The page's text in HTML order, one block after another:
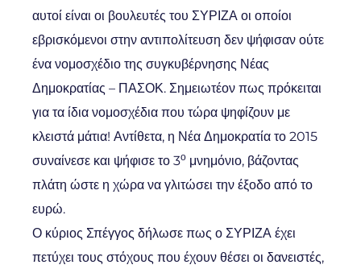
αυτοί είναι οι βουλευτές του ΣΥΡΙΖΑ οι οποίοι
εβρισκόμενοι στην αντιπολίτευση δεν ψήφισαν ούτε
ένα νομοσχέδιο της συγκυβέρνησης Νέας
Δημοκρατίας – ΠΑΣΟΚ. Σημειωτέον πως πρόκειται
για τα ίδια νομοσχέδια που τώρα ψηφίζουν με
κλειστά μάτια! Αντίθετα, η Νέα Δημοκρατία το 2015
συναίνεσε και ψήφισε το 3ο μνημόνιο, βάζοντας
πλάτη ώστε η χώρα να γλιτώσει την έξοδο από το
ευρώ.
Ο κύριος Σπέγγος δήλωσε πως ο ΣΥΡΙΖΑ έχει
πετύχει τους στόχους που έχουν θέσει οι δανειστές,